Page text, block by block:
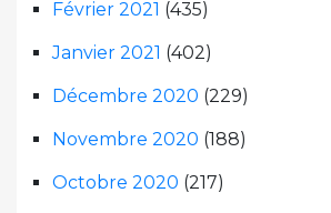
Février 2021 (435)
Janvier 2021 (402)
Décembre 2020 (229)
Novembre 2020 (188)
Octobre 2020 (217)